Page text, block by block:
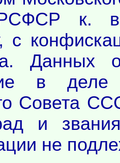
к.
с
Данных
в деле
Совета
и
не